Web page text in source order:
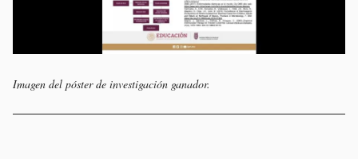
Imagen del póster de investigación ganador.